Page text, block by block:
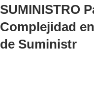
SUMINISTRO
Complejidad
de Suministr